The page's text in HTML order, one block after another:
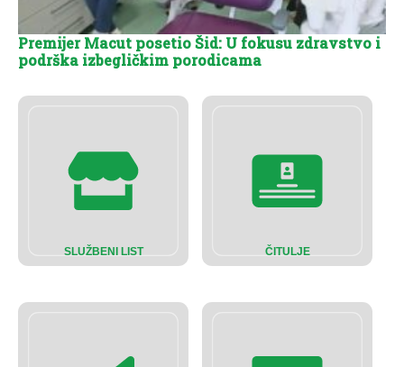
SLUŽBENI LIST ČITULJE
Premijer Macut posetio Šid: U fokusu zdravstvo i
podrška izbegličkim porodicama